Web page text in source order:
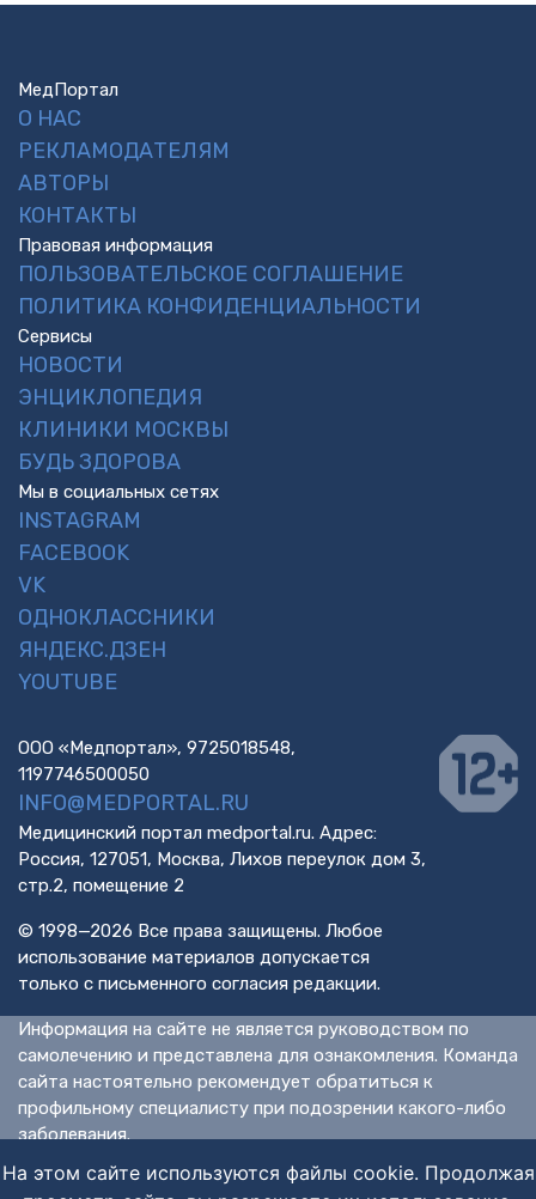
МедПортал
О НАС
РЕКЛАМОДАТЕЛЯМ
АВТОРЫ
КОНТАКТЫ
Правовая информация
ПОЛЬЗОВАТЕЛЬСКОЕ СОГЛАШЕНИЕ
ПОЛИТИКА КОНФИДЕНЦИАЛЬНОСТИ
Сервисы
НОВОСТИ
ЭНЦИКЛОПЕДИЯ
КЛИНИКИ МОСКВЫ
БУДЬ ЗДОРОВА
Мы в социальных сетях
INSTAGRAM
FACEBOOK
VK
ОДНОКЛАССНИКИ
ЯНДЕКС.ДЗЕН
YOUTUBE
ООО «Медпортал», 9725018548,
1197746500050
INFO@MEDPORTAL.RU
Медицинский портал medportal.ru. Адрес:
Россия, 127051, Москва, Лихов переулок дом 3,
стр.2, помещение 2
© 1998—2026 Все права защищены. Любое
использование материалов допускается
только с письменного согласия редакции.
Информация на сайте не является руководством по
самолечению и представлена для ознакомления. Команда
сайта настоятельно рекомендует обратиться к
профильному специалисту при подозрении какого-либо
заболевания.
ИМЕЮТСЯ ПРОТИВОПОКАЗАНИЯ. НЕОБХОДИМА
КОНСУЛЬТАЦИЯ СПЕЦИАЛИСТА.
На этом сайте используются файлы cookie. Продолжая